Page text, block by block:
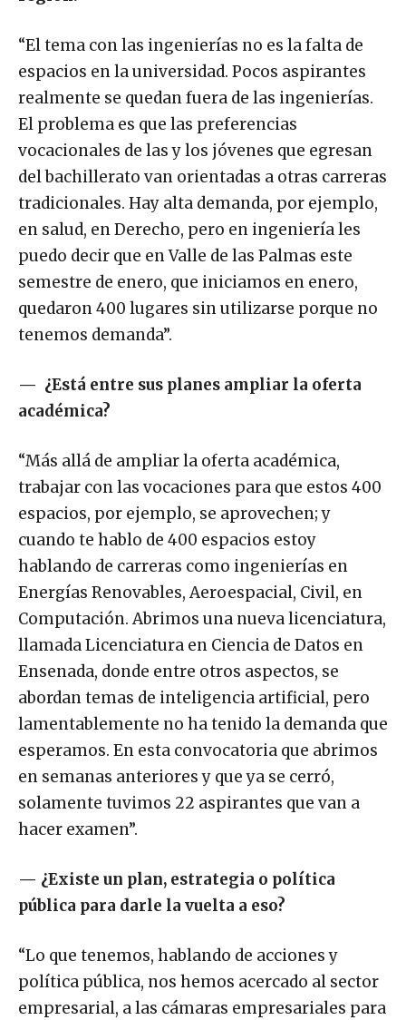
“El tema con las ingenierías no es la falta de
espacios en la universidad. Pocos aspirantes
realmente se quedan fuera de las ingenierías.
El problema es que las preferencias
vocacionales de las y los jóvenes que egresan
del bachillerato van orientadas a otras carreras
tradicionales. Hay alta demanda, por ejemplo,
en salud, en Derecho, pero en ingeniería les
puedo decir que en Valle de las Palmas este
semestre de enero, que iniciamos en enero,
quedaron 400 lugares sin utilizarse porque no
tenemos demanda”.
— ¿Está entre sus planes ampliar la oferta
académica?
“Más allá de ampliar la oferta académica,
trabajar con las vocaciones para que estos 400
espacios, por ejemplo, se aprovechen; y
cuando te hablo de 400 espacios estoy
hablando de carreras como ingenierías en
Energías Renovables, Aeroespacial, Civil, en
Computación. Abrimos una nueva licenciatura,
llamada Licenciatura en Ciencia de Datos en
Ensenada, donde entre otros aspectos, se
abordan temas de inteligencia artificial, pero
lamentablemente no ha tenido la demanda que
esperamos. En esta convocatoria que abrimos
en semanas anteriores y que ya se cerró,
solamente tuvimos 22 aspirantes que van a
hacer examen”.
— ¿Existe un plan, estrategia o política
pública para darle la vuelta a eso?
“Lo que tenemos, hablando de acciones y
política pública, nos hemos acercado al sector
empresarial, a las cámaras empresariales para